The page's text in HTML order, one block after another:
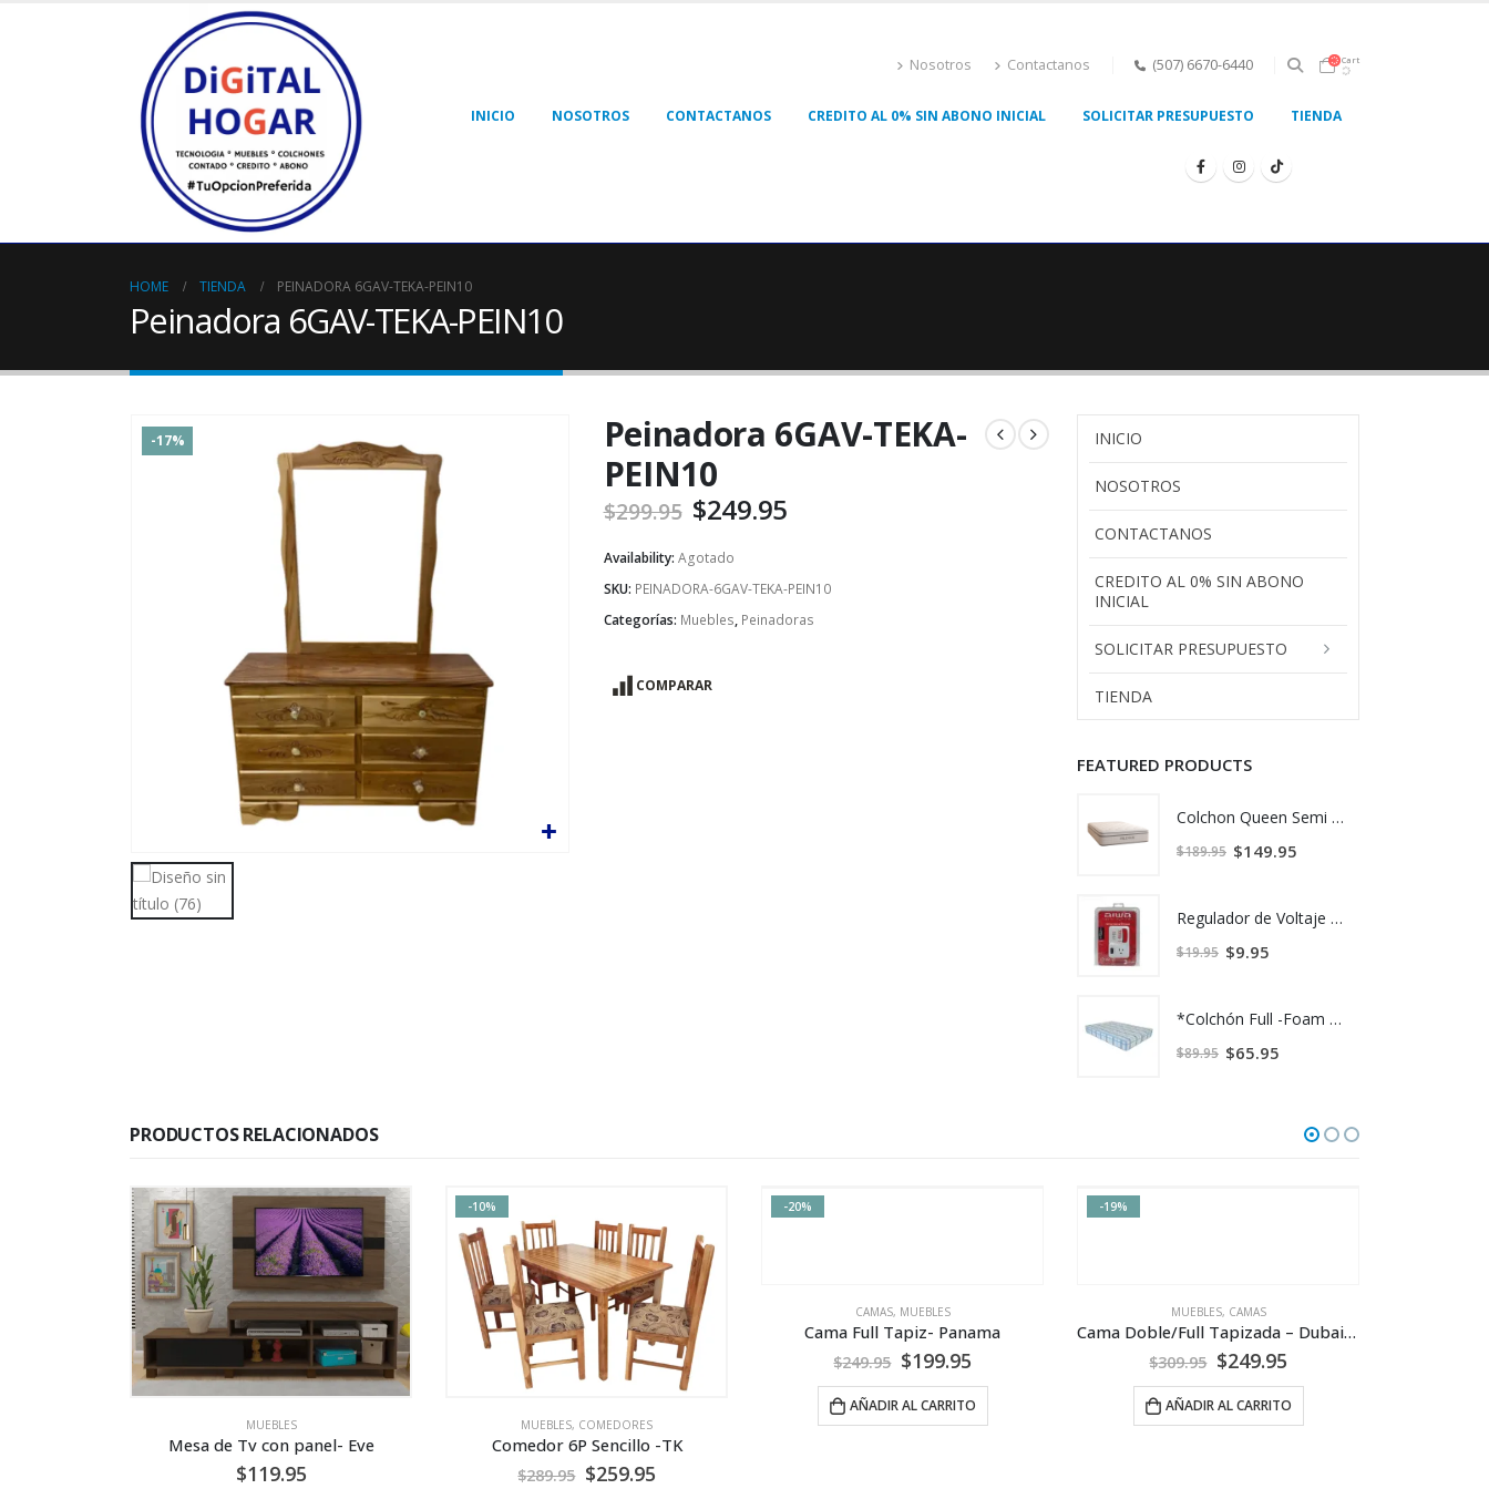
Nosotros Contactanos (507) 6670-6440 Cart
INICIO NOSOTROS CONTACTANOS CREDITO AL 0% SIN ABONO INICIAL SOLICITAR PRESUPUESTO TIENDA
HOME TIENDA PEINADORA 6GAV-TEKA-PEIN10
Peinadora 6GAV-TEKA-PEIN10
-17%
Peinadora 6GAV-TEKA-
PEIN10
$299.95 $249.95
Availability: Agotado
SKU: PEINADORA-6GAV-TEKA-PEIN10
Categorías: Muebles, Peinadoras
COMPARAR
INICIO
NOSOTROS
CONTACTANOS
CREDITO AL 0% SIN ABONO
INICIAL
SOLICITAR PRESUPUESTO
TIENDA
FEATURED PRODUCTS
Colchon Queen Semi Ortopédico - Milexus
$189.95 $149.95
Regulador de Voltaje 120 - AIWA
$19.95 $9.95
*Colchón Full -Foam 8"
$89.95 $65.95
PRODUCTOS RELACIONADOS
-10%
MUEBLES,COMEDORES
Comedor 6P Sencillo -TK
289.95 $259.95
-20%
CAMAS, MUEBLES
Cama Full Tapiz- Panama
$249.95 $ 199.95
-19%
MUEBLES,CAMAS
$309.95 $249.95
AÑADIR AL CARRITO
-16%
GAVETEROS Y ROPEROS,MUEBLES